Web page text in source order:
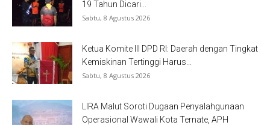
19 Tahun Dicari...
Sabtu, 8 Agustus 2026
Ketua Komite III DPD RI: Daerah dengan Tingkat
Kemiskinan Tertinggi Harus...
Sabtu, 8 Agustus 2026
LIRA Malut Soroti Dugaan Penyalahgunaan
Operasional Wawali Kota Ternate, APH